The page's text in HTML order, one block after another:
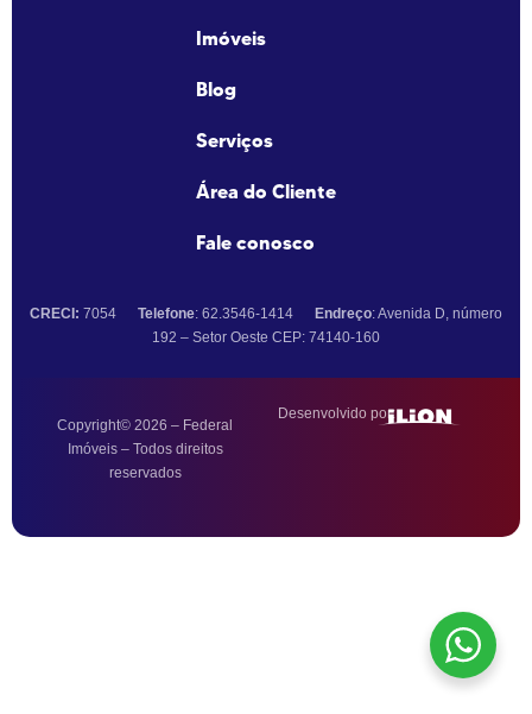
Imóveis
Blog
Serviços
Área do Cliente
Fale conosco
CRECI: 7054 Telefone: 62.3546-1414 Endreço: Avenida D, número
192 – Setor Oeste CEP: 74140-160
Copyright© 2026 – Federal
Imóveis – Todos direitos
reservados
Desenvolvido por: